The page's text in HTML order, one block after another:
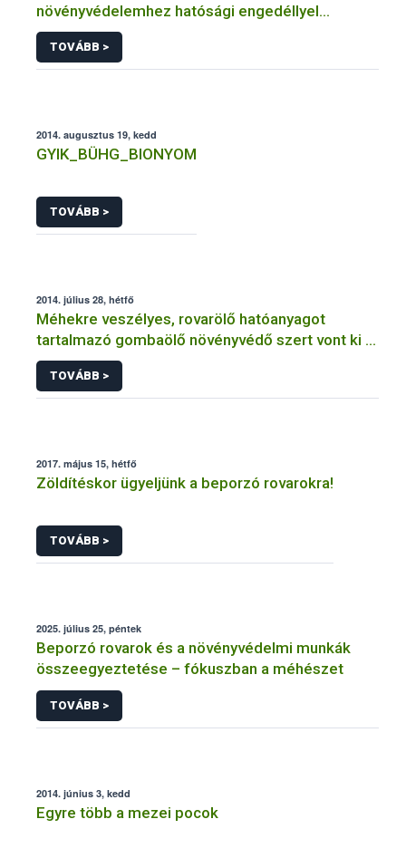
növényvédelemhez hatósági engedéllyel
rendelkező szervezetek
TOVÁBB >
2014. augusztus 19, kedd
GYIK_BÜHG_BIONYOM
TOVÁBB >
2014. július 28, hétfő
Méhekre veszélyes, rovarölő hatóanyagot
tartalmazó gombaölő növényvédő szert vont ki a
forgalomból a NÉBIH
TOVÁBB >
2017. május 15, hétfő
Zöldítéskor ügyeljünk a beporzó rovarokra!
TOVÁBB >
2025. július 25, péntek
Beporzó rovarok és a növényvédelmi munkák
összeegyeztetése – fókuszban a méhészet
TOVÁBB >
2014. június 3, kedd
Egyre több a mezei pocok